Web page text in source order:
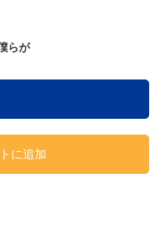
ングなど
ェック！
らが
に追加